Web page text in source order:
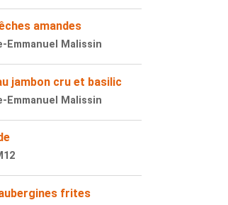
amandes
Emmanuel Malissin
jambon cru et basilic
Emmanuel Malissin
frites